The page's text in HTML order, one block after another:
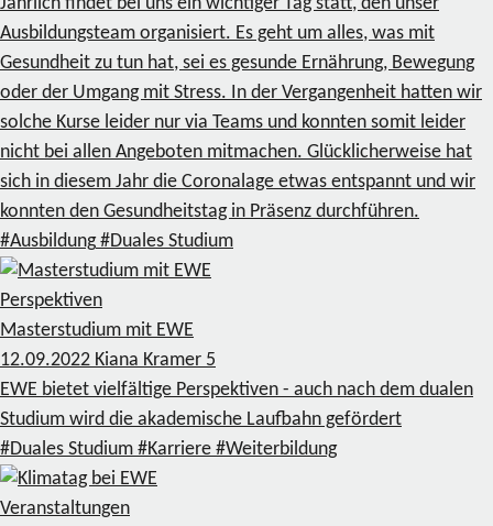
Ausbildungsteam organisiert. Es geht um alles, was mit
Gesundheit zu tun hat, sei es gesunde Ernährung, Bewegung
oder der Umgang mit Stress. In der Vergangenheit hatten wir
solche Kurse leider nur via Teams und konnten somit leider
nicht bei allen Angeboten mitmachen. Glücklicherweise hat
sich in diesem Jahr die Coronalage etwas entspannt und wir
konnten den Gesundheitstag in Präsenz durchführen.
#Ausbildung #Duales Studium
Perspektiven
Masterstudium mit EWE
12.09.2022 Kiana Kramer 5
EWE bietet vielfältige Perspektiven - auch nach dem dualen
Studium wird die akademische Laufbahn gefördert
#Duales Studium #Karriere #Weiterbildung
Veranstaltungen